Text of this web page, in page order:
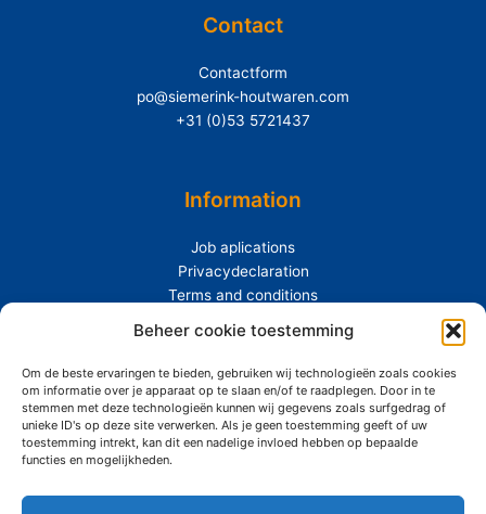
Beheer cookie toestemming
Om de beste ervaringen te bieden, gebruiken wij technologieën zoals cookies
om informatie over je apparaat op te slaan en/of te raadplegen. Door in te
stemmen met deze technologieën kunnen wij gegevens zoals surfgedrag of
unieke ID's op deze site verwerken. Als je geen toestemming geeft of uw
toestemming intrekt, kan dit een nadelige invloed hebben op bepaalde
functies en mogelijkheden.
Contact
Contactform
po@siemerink-houtwaren.com
+31 (0)53 5721437
Information
Job aplications
Privacydeclaration
Terms and conditions
Extras
About Siemerink
Durability